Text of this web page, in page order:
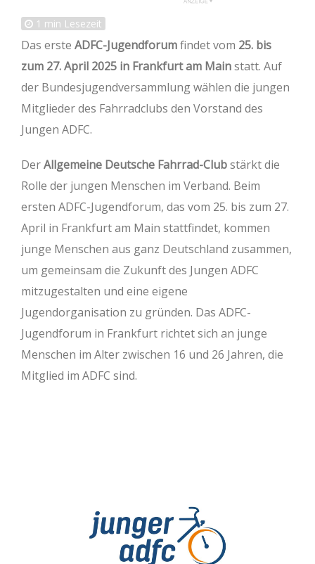
1 min Lesezeit
Das erste ADFC-Jugendforumfindet vom 25. bis
zum 27. April 2025 in Frankfurt am Mainstatt. Auf
der Bundesjugendversammlung wählen die jungen
Mitglieder des Fahrradclubs den Vorstand des
Jungen ADFC.
DerAllgemeine Deutsche Fahrrad-Clubstärkt die
Rolle der jungen Menschen im Verband. Beim
ersten ADFC-Jugendforum, das vom 25. bis zum 27.
April in Frankfurt am Main stattfindet, kommen
junge Menschen aus ganz Deutschland zusammen,
um gemeinsam die Zukunft des Jungen ADFC
mitzugestalten und eine eigene
Jugendorganisation zu gründen. Das ADFC-
Jugendforum in Frankfurt richtet sich an junge
Menschen im Alter zwischen 16 und 26 Jahren, die
Mitglied im ADFC sind.